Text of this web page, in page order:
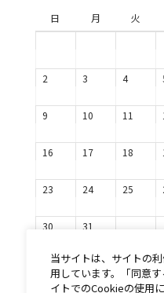
日 月 火
2 3 4
9 10 11
16 17 18
23 24 25
30 31
当サイトは、サイトの
用しています。「同意
イトでのCookieの使用